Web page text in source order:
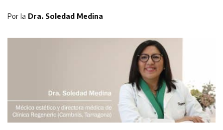
Por la Dra. Soledad Medina